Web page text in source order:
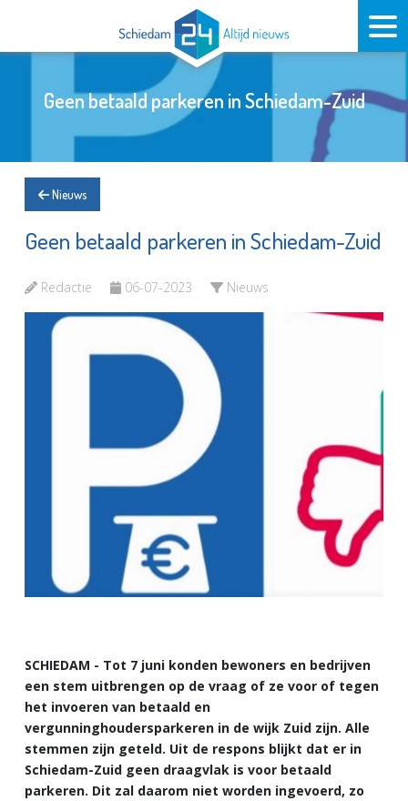
Geen betaald parkeren in Schiedam-Zuid
Nieuws
Geen betaald parkeren in Schiedam-Zuid
Redactie 06-07-2023 Nieuws
SCHIEDAM - Tot 7 juni konden bewoners en bedrijven
een stem uitbrengen op de vraag of ze voor of tegen
het invoeren van betaald en
vergunninghoudersparkeren in de wijk Zuid zijn. Alle
stemmen zijn geteld. Uit de respons blijkt dat er in
Schiedam-Zuid geen draagvlak is voor betaald
parkeren. Dit zal daarom niet worden ingevoerd, zo